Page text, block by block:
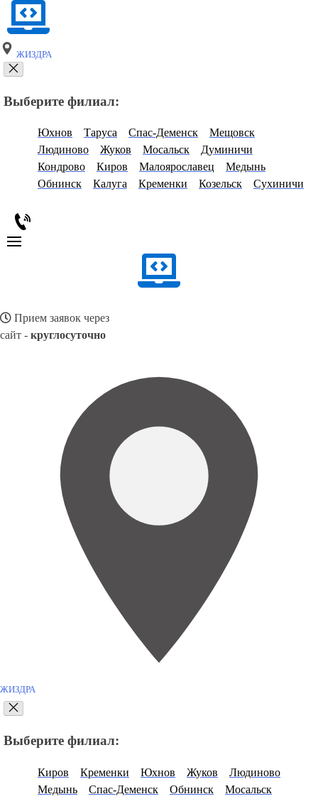
ЖИЗДРА
Выберите филиал:
Юхнов Таруса Спас-Деменск
Мещовск
Людиново
Жуков Мосальск
Думиничи
Кондрово
Киров Малоярославец
Медынь
Обнинск
Калуга Кременки Козельск Сухиничи
Прием заявок через
сайт - круглосуточно
ЖИЗДРА
Выберите филиал:
Киров Кременки Юхнов Жуков
Людиново
Медынь
Спас-Деменск Обнинск
Мосальск